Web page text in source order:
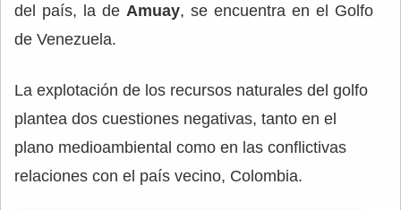
del país, la de Amuay, se encuentra en el Golfo
de Venezuela.
La explotación de los recursos naturales del golfo
plantea dos cuestiones negativas, tanto en el
plano medioambiental como en las conflictivas
relaciones con el país vecino, Colombia.